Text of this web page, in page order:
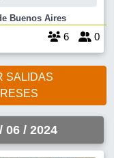
dando los
de Buenos Aires
6 0
SALIDAS
06 / 2024